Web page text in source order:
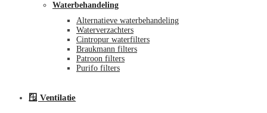
Waterbehandeling
Alternatieve waterbehandeling
Waterverzachters
Cintropur waterfilters
Braukmann filters
Patroon filters
Purifo filters
🪟 Ventilatie